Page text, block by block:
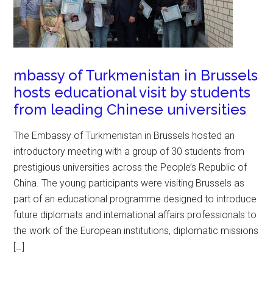
mbassy of Turkmenistan in Brussels
hosts educational visit by students
from leading Chinese universities
The Embassy of Turkmenistan in Brussels hosted an
introductory meeting with a group of 30 students from
prestigious universities across the People’s Republic of
China. The young participants were visiting Brussels as
part of an educational programme designed to introduce
future diplomats and international affairs professionals to
the work of the European institutions, diplomatic missions
[…]